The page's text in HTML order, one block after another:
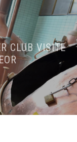
CLUB VISITE